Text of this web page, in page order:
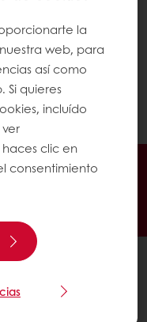
menos
santé du
aliment
la
web, para
así como
Si quieres
incluído
haces clic en
consentimiento
(clientes nuevos)